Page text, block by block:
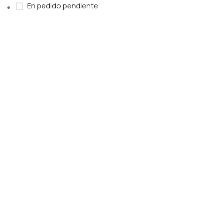
En pedido pendiente